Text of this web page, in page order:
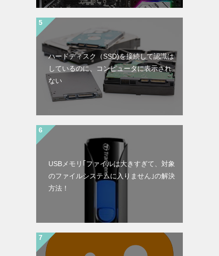
ハードディスク（SSD)を接続して認識は
しているのに、コンピュータに表示され
ない
USBメモリ｢ファイルは大きすぎて、対象
のファイルシステムに入りません｣の解決
方法！